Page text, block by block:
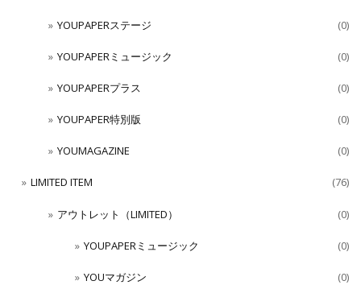
YOUPAPERステージ (0)
YOUPAPERミュージック (0)
YOUPAPERプラス (0)
YOUPAPER特別版 (0)
YOUMAGAZINE (0)
LIMITED ITEM (76)
アウトレット（LIMITED） (0)
YOUPAPERミュージック (0)
YOUマガジン (0)